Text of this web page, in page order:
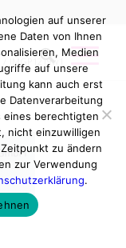
IMGP1219w1
auf unserer
Daten von Ihnen
Medien
auf unsere
kann auch erst
Datenverarbeitung
eines berechtigten
nicht einzuwilligen
zu ändern
zur Verwendung
.